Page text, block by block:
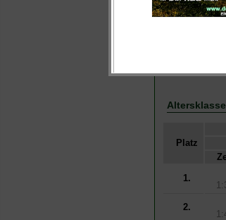
5.
Platz
1.
2.